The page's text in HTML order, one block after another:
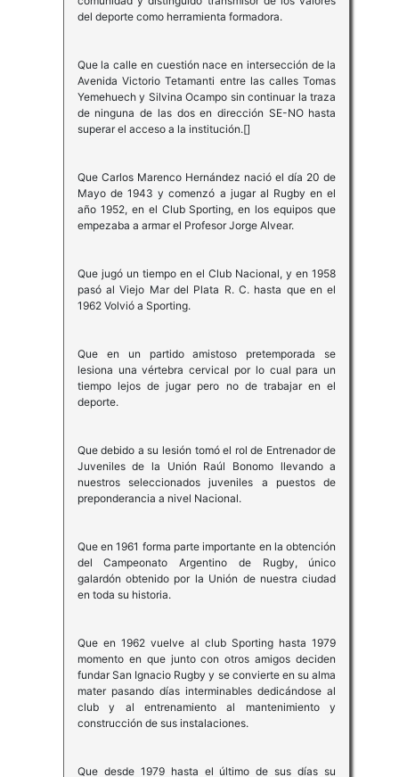
del deporte como herramienta formadora.
Que la calle en cuestión nace en intersección de la
Avenida Victorio Tetamanti entre las calles Tomas
Yemehuech y Silvina Ocampo sin continuar la traza
de ninguna de las dos en dirección SE-NO hasta
superar el acceso a la institución.[]
Que Carlos Marenco Hernández nació el día 20 de
Mayo de 1943 y comenzó a jugar al Rugby en el
año 1952, en el Club Sporting, en los equipos que
empezaba a armar el Profesor Jorge Alvear.
Que jugó un tiempo en el Club Nacional, y en 1958
pasó al Viejo Mar del Plata R. C. hasta que en el
1962 Volvió a Sporting.
Que en un partido amistoso pretemporada se
lesiona una vértebra cervical por lo cual para un
tiempo lejos de jugar pero no de trabajar en el
deporte.
Que debido a su lesión tomó el rol de Entrenador de
Juveniles de la Unión Raúl Bonomo llevando a
nuestros seleccionados juveniles a puestos de
preponderancia a nivel Nacional.
Que en 1961 forma parte importante en la obtención
del Campeonato Argentino de Rugby, único
galardón obtenido por la Unión de nuestra ciudad
en toda su historia.
Que en 1962 vuelve al club Sporting hasta 1979
momento en que junto con otros amigos deciden
fundar San Ignacio Rugby y se convierte en su alma
mater pasando días interminables dedicándose al
club y al entrenamiento al mantenimiento y
construcción de sus instalaciones.
Que desde 1979 hasta el último de sus días su